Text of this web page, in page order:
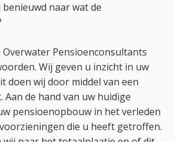
naar wat de
Overwater Pensioenconsultants
Wij geven u inzicht in uw
doen wij door middel van een
de hand van uw huidige
pensioenopbouw in het verleden
die u heeft getroffen.